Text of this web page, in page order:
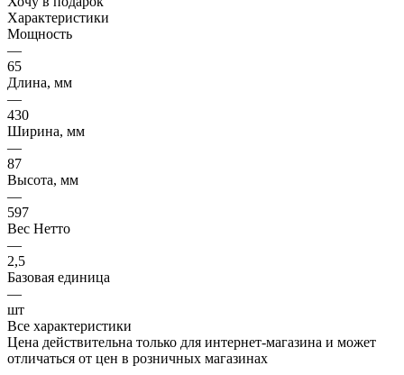
Характеристики
Мощность
—
65
Длина, мм
—
430
Ширина, мм
—
87
Высота, мм
—
597
Вес Нетто
—
2,5
Базовая единица
—
шт
Все характеристики
Цена действительна только для интернет-магазина и может
отличаться от цен в розничных магазинах